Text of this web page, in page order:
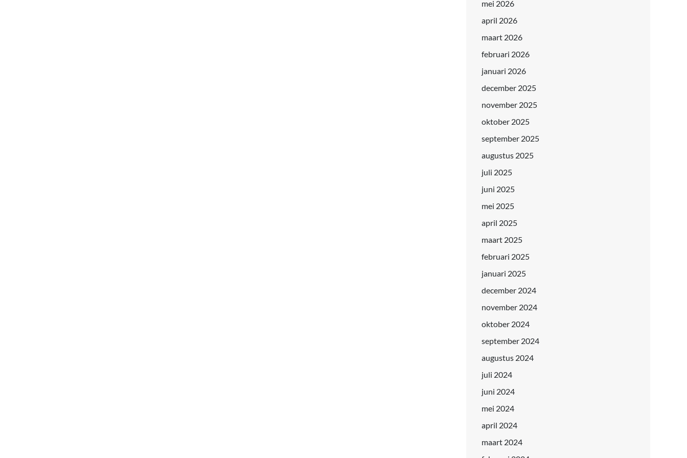
mei 2026
april 2026
maart 2026
februari 2026
januari 2026
december 2025
november 2025
oktober 2025
september 2025
augustus 2025
juli 2025
juni 2025
mei 2025
april 2025
maart 2025
februari 2025
januari 2025
december 2024
november 2024
oktober 2024
september 2024
augustus 2024
juli 2024
juni 2024
mei 2024
april 2024
maart 2024